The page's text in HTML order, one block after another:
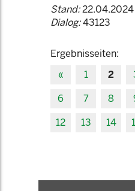
Stand:22.04.2024
Dialog:43123
Ergebnisseiten:
«
1 2
6
7 8
12
13 14